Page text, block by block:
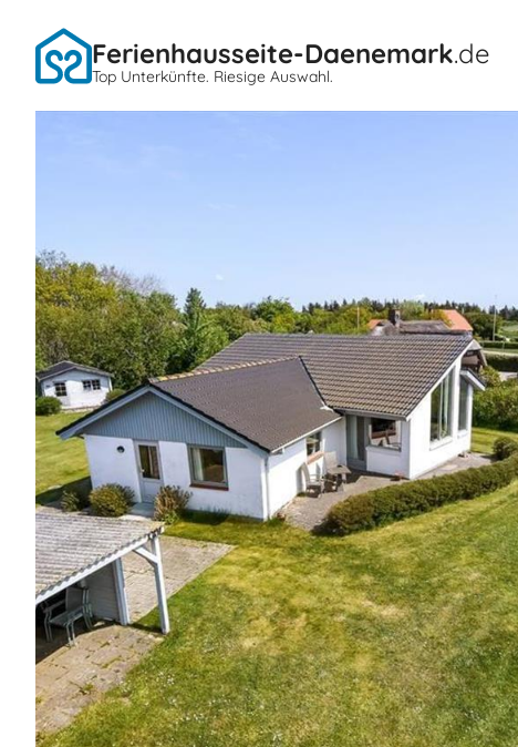
Ferienhausseite-Daenemark.de
Top Unterkünfte. Riesige Auswahl.